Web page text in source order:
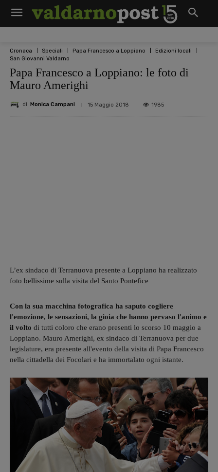
Cronaca Speciali Papa Francesco a Loppiano
Edizioni locali
San Giovanni Valdarno
Papa Francesco a Loppiano: le foto di
Mauro Amerighi
di Monica Campani 15 Maggio 2018 1985
L’ex sindaco di Terranuova presente a Loppiano ha realizzato
foto bellissime sulla visita del Santo Pontefice
Con la sua macchina fotografica ha saputo cogliere
l'emozione, le sensazioni, la gioia che hanno pervaso l'animo e
il volto di tutti coloro che erano presenti lo scorso 10 maggio a
Loppiano. Mauro Amerighi, ex sindaco di Terranuova per due
legislature, era presente all'evento della visita di Papa Francesco
nella cittadella dei Focolari e ha immortalato ogni istante.